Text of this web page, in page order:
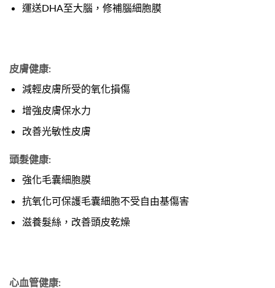
運送DHA至大腦，修補腦細胞膜
皮膚健康:
減輕皮膚所受的氧化損傷
增強皮膚保水力
改善光敏性皮膚
頭髮健康:
強化毛囊細胞膜
抗氧化可保護毛囊細胞不受自由基傷害
滋養髮絲，改善頭皮乾燥
心血管健康: